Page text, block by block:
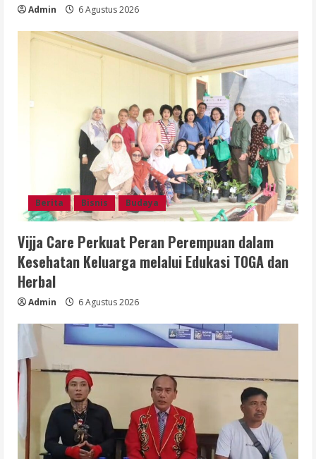
Admin 6 Agustus 2026
Berita Bisnis Budaya
Vijja Care Perkuat Peran Perempuan dalam
Kesehatan Keluarga melalui Edukasi TOGA dan
Herbal
Admin 6 Agustus 2026